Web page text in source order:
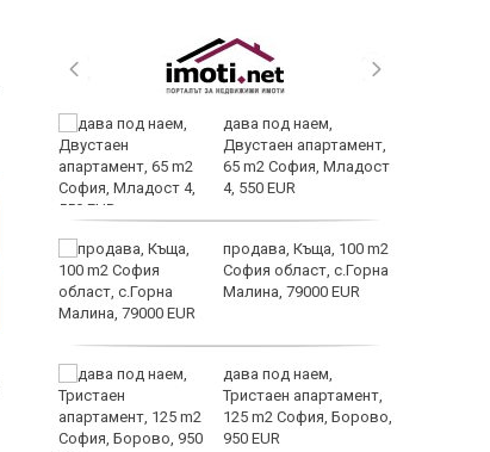
дава под наем,
Двустаен апартамент,
65 m2 София, Младост
4, 550 EUR
продава, Къща, 100 m2
София област, с.Горна
Малина, 79000 EUR
дава под наем,
Тристаен апартамент,
125 m2 София, Борово,
950 EUR